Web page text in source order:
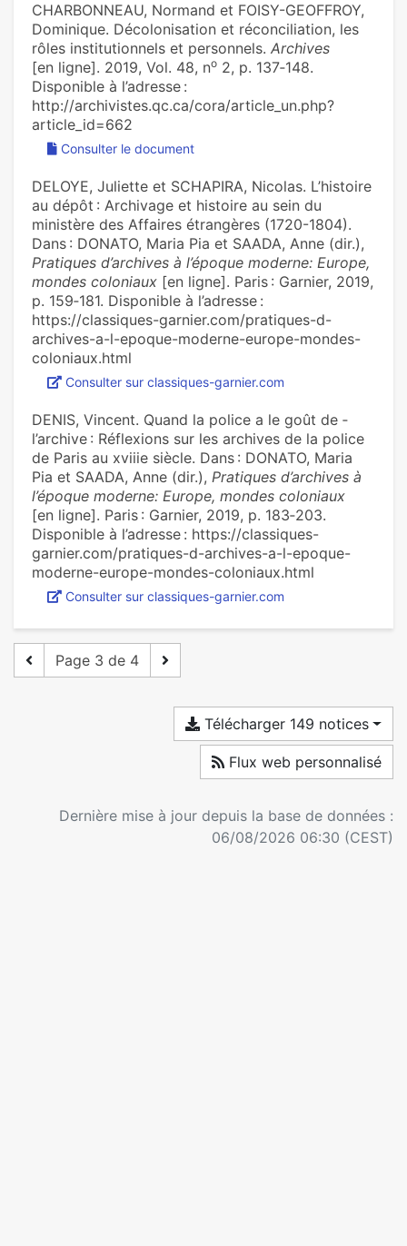
CHARBONNEAU, Normand et FOISY-GEOFFROY,
Dominique. Décolonisation et réconciliation, les
rôles institutionnels et personnels. Archives
[en ligne]. 2019, Vol. 48, no 2, p. 137‑148.
Disponible à l’adresse :
http://archivistes.qc.ca/cora/article_un.php?
article_id=662
Consulter le document
DELOYE, Juliette et SCHAPIRA, Nicolas. L’histoire
au dépôt : Archivage et histoire au sein du
ministère des Affaires étrangères (1720-1804).
Dans : DONATO, Maria Pia et SAADA, Anne (dir.),
Pratiques d’archives à l’époque moderne: Europe,
mondes coloniaux [en ligne]. Paris : Garnier, 2019,
p. 159‑181. Disponible à l’adresse :
https://classiques-garnier.com/pratiques-d-
archives-a-l-epoque-moderne-europe-mondes-
coloniaux.html
Consulter sur classiques-garnier.com
DENIS, Vincent. Quand la police a le goût de ­­
l’archive : Réflexions sur les archives de la police
de Paris au xviiie siècle. Dans : DONATO, Maria
Pia et SAADA, Anne (dir.), Pratiques d’archives à
l’époque moderne: Europe, mondes coloniaux
[en ligne]. Paris : Garnier, 2019, p. 183‑203.
Disponible à l’adresse : https://classiques-
garnier.com/pratiques-d-archives-a-l-epoque-
moderne-europe-mondes-coloniaux.html
Consulter sur classiques-garnier.com
Page 3 de 4
Télécharger 149 notices
Flux web personnalisé
Dernière mise à jour depuis la base de données :
06/08/2026 06:30 (CEST)